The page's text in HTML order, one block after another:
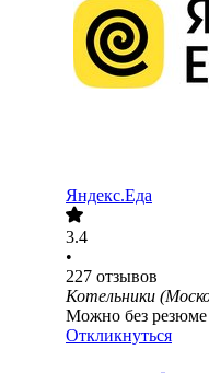
Яндекс.Еда
3.4
•
227 отзывов
Котельники
Можно без резюме
Откликнуться